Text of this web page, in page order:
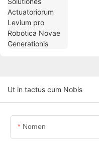
Ut in tactus cum Nobis
Nomen